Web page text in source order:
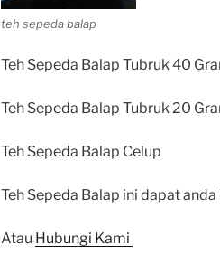
teh sepeda balap
Teh Sepeda Balap Tubruk 40
Teh Sepeda Balap Tubruk 20
Teh Sepeda Balap Celup
Teh Sepeda Balap ini dapat anda
Atau Hubungi Kami